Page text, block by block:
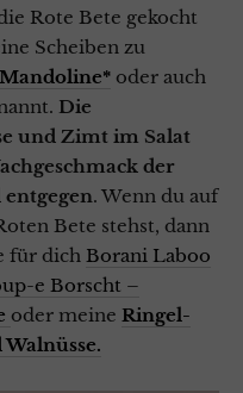
Rote Bete gekocht
Scheiben zu
Mandoline* oder auch
Die
und Zimt im Salat
der
. Wenn du auf
Bete stehst, dann
für dich Borani Laboo
e Borscht –
oder meine Ringel-